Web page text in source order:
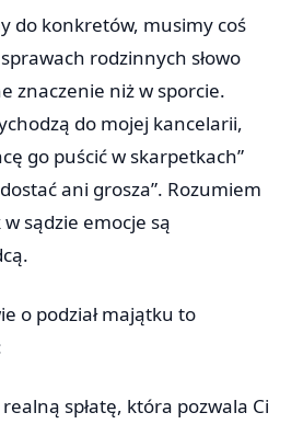
do konkretów, musimy coś
rodzinnych słowo
znaczenie niż w sporcie.
do mojej kancelarii,
go puścić w skarpetkach”
ani grosza”. Rozumiem
sądzie emocje są
o podział majątku to
spłatę, która pozwala Ci